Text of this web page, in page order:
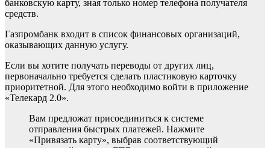
банковскую карту, зная только номер телефона получателя
средств.
Газпромбанк входит в список финансовых организаций,
оказывающих данную услугу.
Если вы хотите получать переводы от других лиц,
первоначально требуется сделать пластиковую карточку
приоритетной. Для этого необходимо войти в приложение
«Телекард 2.0».
Вам предложат присоединиться к системе
отправления быстрых платежей. Нажмите
«Привязать карту», выбрав соответствующий